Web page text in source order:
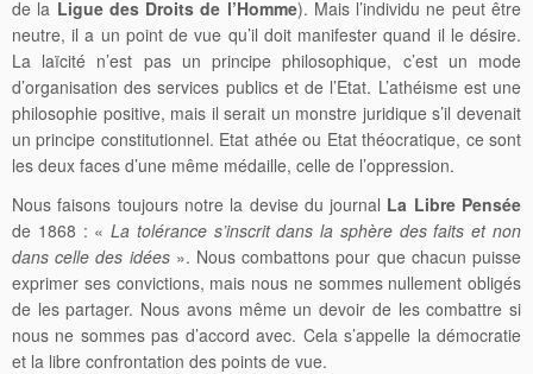
de la Ligue des Droits de l’Homme). Mais l’individu ne peut être
neutre, il a un point de vue qu’il doit manifester quand il le désire.
La laïcité n’est pas un principe philosophique, c’est un mode
d’organisation des services publics et de l’Etat. L’athéisme est une
philosophie positive, mais il serait un monstre juridique s’il devenait
un principe constitutionnel. Etat athée ou Etat théocratique, ce sont
les deux faces d’une même médaille, celle de l’oppression.
Nous faisons toujours notre la devise du journal La Libre Pensée
de 1868 : «La tolérance s’inscrit dans la sphère des faits et non
dans celle des idées». Nous combattons pour que chacun puisse
exprimer ses convictions, mais nous ne sommes nullement obligés
de les partager. Nous avons même un devoir de les combattre si
nous ne sommes pas d’accord avec. Cela s’appelle la démocratie
et la libre confrontation des points de vue.